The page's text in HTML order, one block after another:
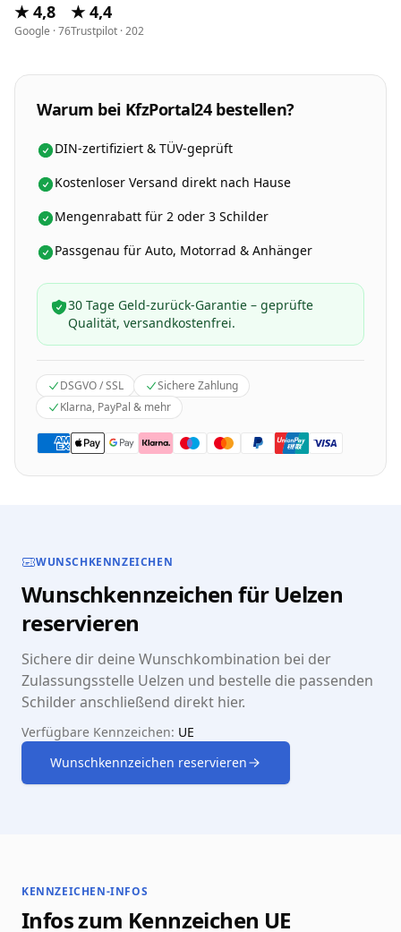
★ 4,8
Google · 76
★ 4,4
Trustpilot · 202
Warum bei KfzPortal24 bestellen?
DIN-zertifiziert & TÜV-geprüft
Kostenloser Versand direkt nach Hause
Mengenrabatt für 2 oder 3 Schilder
Passgenau für Auto, Motorrad & Anhänger
30 Tage Geld-zurück-Garantie – geprüfte
Qualität, versandkostenfrei.
DSGVO / SSL
Sichere Zahlung
Klarna, PayPal & mehr
WUNSCHKENNZEICHEN
Wunschkennzeichen für Uelzen
reservieren
Sichere dir deine Wunschkombination bei der
Zulassungsstelle Uelzen und bestelle die passenden
Schilder anschließend direkt hier.
Verfügbare Kennzeichen: UE
Wunschkennzeichen reservieren
KENNZEICHEN-INFOS
Infos zum Kennzeichen UE